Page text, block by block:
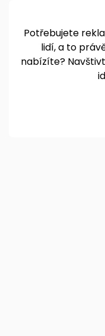
contentPotřebujete
lidí, a to
nabízíte?